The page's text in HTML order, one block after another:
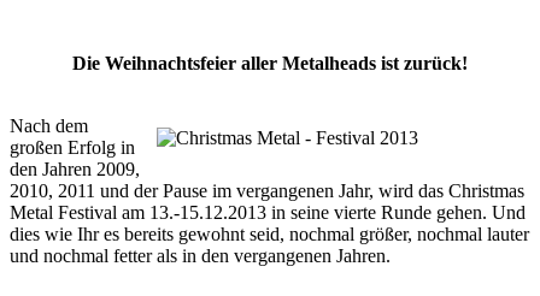
Die Weihnachtsfeier aller Metalheads ist zurück!
Nach dem
großen Erfolg in
den Jahren 2009,
2010, 2011 und der Pause im vergangenen Jahr, wird das Christmas
Metal Festival am 13.-15.12.2013 in seine vierte Runde gehen. Und
dies wie Ihr es bereits gewohnt seid, nochmal größer, nochmal lauter
und nochmal fetter als in den vergangenen Jahren.